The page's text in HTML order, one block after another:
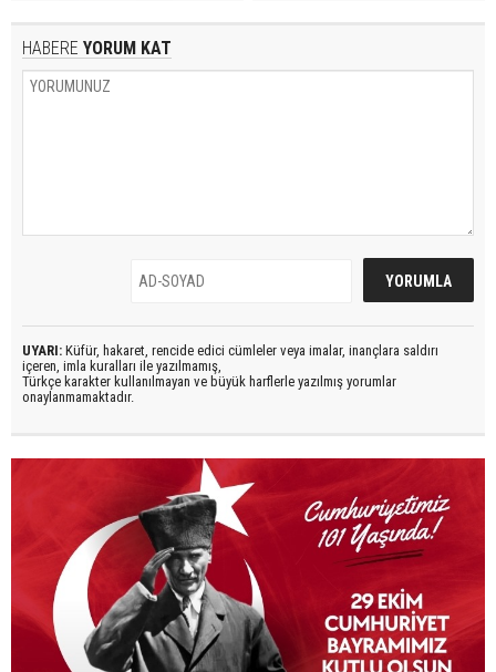
HABERE YORUM KAT
UYARI: Küfür, hakaret, rencide edici cümleler veya imalar, inançlara saldırı
içeren, imla kuralları ile yazılmamış,
Türkçe karakter kullanılmayan ve büyük harflerle yazılmış yorumlar
onaylanmamaktadır.